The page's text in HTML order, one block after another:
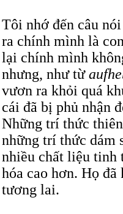
Tôi nhớ đến câu
ra chính mình là
lại chính mình
nhưng, như từ
vươn ra khỏi quá
cái đã bị phủ nhận
Những trí thức
những trí thức dám
nhiều chất liệu tinh
hóa cao hơn. Họ đã
tương lai.